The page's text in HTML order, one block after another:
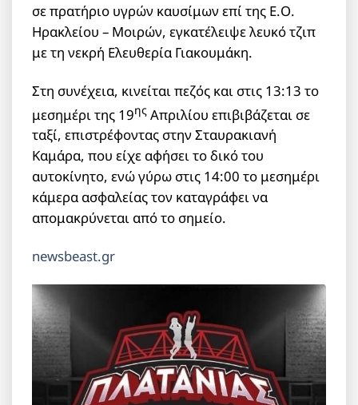
σε πρατήριο υγρών καυσίμων επί της Ε.Ο.
Ηρακλείου – Μοιρών, εγκατέλειψε λευκό τζιπ
με τη νεκρή Ελευθερία Γιακουμάκη.
Στη συνέχεια, κινείται πεζός και στις 13:13 το
μεσημέρι της 19ης Απριλίου επιβιβάζεται σε
ταξί, επιστρέφοντας στην Σταυρακιανή
Καμάρα, που είχε αφήσει το δικό του
αυτοκίνητο, ενώ γύρω στις 14:00 το μεσημέρι
κάμερα ασφαλείας τον καταγράφει να
απομακρύνεται από το σημείο.
newsbeast.gr